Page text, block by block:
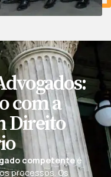
com a
Direito
competenteé
processos. Os